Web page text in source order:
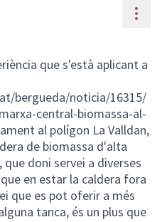
que s'està aplicant a
bergueda/noticia/16315/
central-biomassa-al-
al polígon La Valldan,
de biomassa d'alta
doni servei a diverses
en estar la caldera fora
que es pot oferir a més
tanca, és un plus que